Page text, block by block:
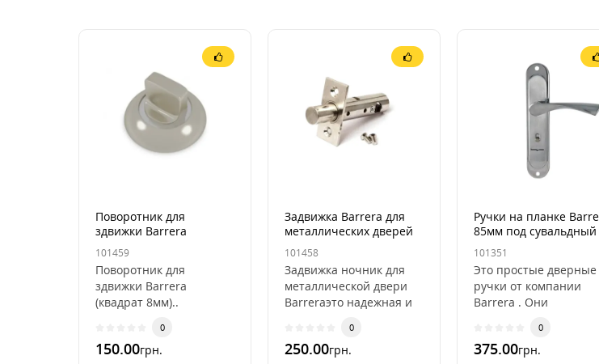
Поворотник для
здвижки Barrera
(квадрат 8мм)
101459
Поворотник для
здвижки Barrera
(квадрат 8мм)..
0
150.00грн.
Задвижка Barrera для
металлических дверей
101458
Задвижка ночник для
металлической двери
Barreraэто надежная и
выполненная из стали
.Достаточ..
0
250.00грн.
Ручки на планке
85мм под сувальдный
замок
101351
Это простые дверные
ручки от компании
Barrera . Они
специального сплава
ЦАМ.Эти ручки имеют
0
375.00грн.